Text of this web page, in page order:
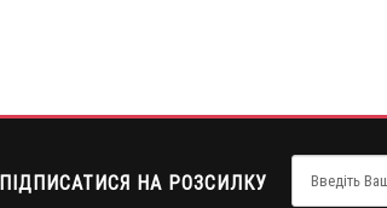
ПІДПИСАТИСЯ НА РОЗСИЛКУ